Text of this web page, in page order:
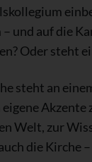
– und auf die
Oder steht
steht an
eigene
Welt, zur
die Kirche